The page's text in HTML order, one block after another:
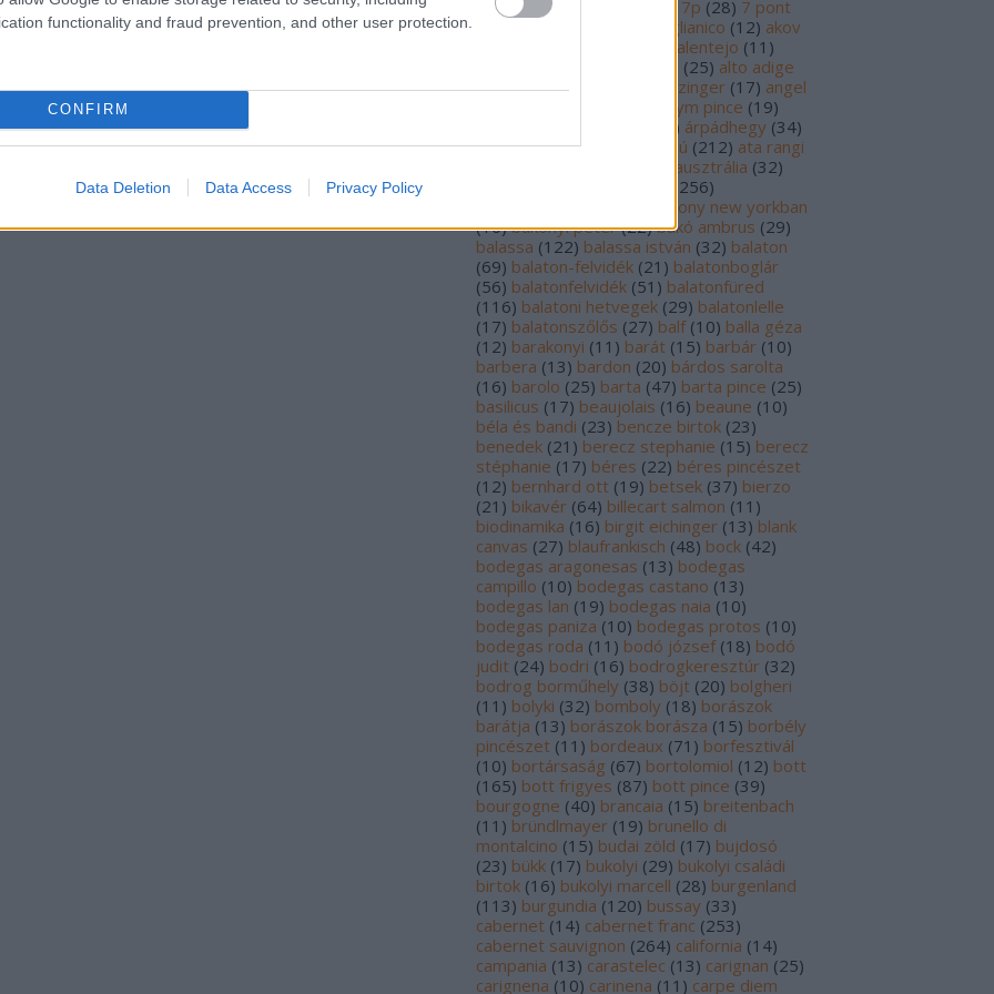
functionality and fraud prevention, and other user protection.
CONFIRM
Data Deletion Data Access Privacy Policy
169 6p (26 7p (28) 7 pont
aglianico (12) akov
alentejo (11 )
(25) alto adige
(16) alves de sousa alzinger (17) angel
anonym pince (19)
) árpádhegy (34)
árvay (39) ascheri aszú (212) ata rangi
ausztrália (32)
256)
badacsony new yorkban
(10) bakonyi péter (22) bakó ambrus (29)
balassa (122) balassa istván (32) balaton
(69) balaton-felvidék (21 ) balatonboglár
(56) balatonfelvidék (51 ) balatonfüred
(116) balatoni hetvegek (29) balatonlelle
(17) balatonszőlős (27) balf (10) balla géza
(12) barakonyi (11 ) barát (15) barbár (10)
barbera (13) bardon (20) bárdos sarolta
(16) barolo (25) barta (47) barta pince (25)
basilicus (17) beaujolais (16) beaune (10)
béla és bandi (23) bencze birtok (23)
benedek (21 ) berecz stephanie (15) berecz
stéphanie (17) béres (22) béres pincészet
(12) bernhard ott (19) betsek (37) bierzo
(21 ) bikavér (64) billecart salmon (11 )
biodinamika (16) birgit eichinger (13) blank
canvas (27) blaufrankisch (48) bock (42)
bodegas aragonesas (13) bodegas
campillo (10) bodegas castano (13)
bodegas lan (19) bodegas naia (10)
bodegas paniza (10) bodegas protos (10)
bodegas roda (11 ) bodó józsef (18) bodó
judit (24) bodri (16) bodrogkeresztúr (32)
bodrog borműhely (38) böjt (20) bolgheri
(11 ) bolyki (32) bomboly (18) borászok
barátja (13) borászok borásza (15) borbély
pincészet (11 ) bordeaux (71 ) borfesztivál
(10) bortársaság (67) bortolomiol (12) bott
(165) bott frigyes (87) bott pince (39)
bourgogne (40) brancaia (15) breitenbach
(11 ) bründlmayer (19) brunello di
montalcino (15) budai zöld (17) bujdosó
(23) bükk (17) bukolyi (29) bukolyi családi
birtok (16) bukolyi marcell (28) burgenland
(113) burgundia (120) bussay (33)
cabernet (14) cabernet franc (253)
cabernet sauvignon (264) california (14)
campania (13) carastelec (13) carignan (25)
carignena (10) carinena (11 ) carpe diem